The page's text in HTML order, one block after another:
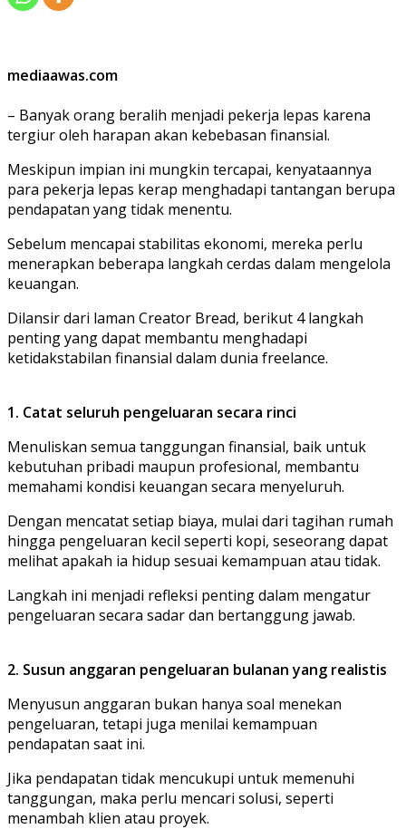
mediaawas.com
– Banyak orang beralih menjadi pekerja lepas karena
tergiur oleh harapan akan kebebasan finansial.
Meskipun impian ini mungkin tercapai, kenyataannya
para pekerja lepas kerap menghadapi tantangan berupa
pendapatan yang tidak menentu.
Sebelum mencapai stabilitas ekonomi, mereka perlu
menerapkan beberapa langkah cerdas dalam mengelola
keuangan.
Dilansir dari laman Creator Bread, berikut 4 langkah
penting yang dapat membantu menghadapi
ketidakstabilan finansial dalam dunia freelance.
1. Catat seluruh pengeluaran secara rinci
Menuliskan semua tanggungan finansial, baik untuk
kebutuhan pribadi maupun profesional, membantu
memahami kondisi keuangan secara menyeluruh.
Dengan mencatat setiap biaya, mulai dari tagihan rumah
hingga pengeluaran kecil seperti kopi, seseorang dapat
melihat apakah ia hidup sesuai kemampuan atau tidak.
Langkah ini menjadi refleksi penting dalam mengatur
pengeluaran secara sadar dan bertanggung jawab.
2. Susun anggaran pengeluaran bulanan yang realistis
Menyusun anggaran bukan hanya soal menekan
pengeluaran, tetapi juga menilai kemampuan
pendapatan saat ini.
Jika pendapatan tidak mencukupi untuk memenuhi
tanggungan, maka perlu mencari solusi, seperti
menambah klien atau proyek.